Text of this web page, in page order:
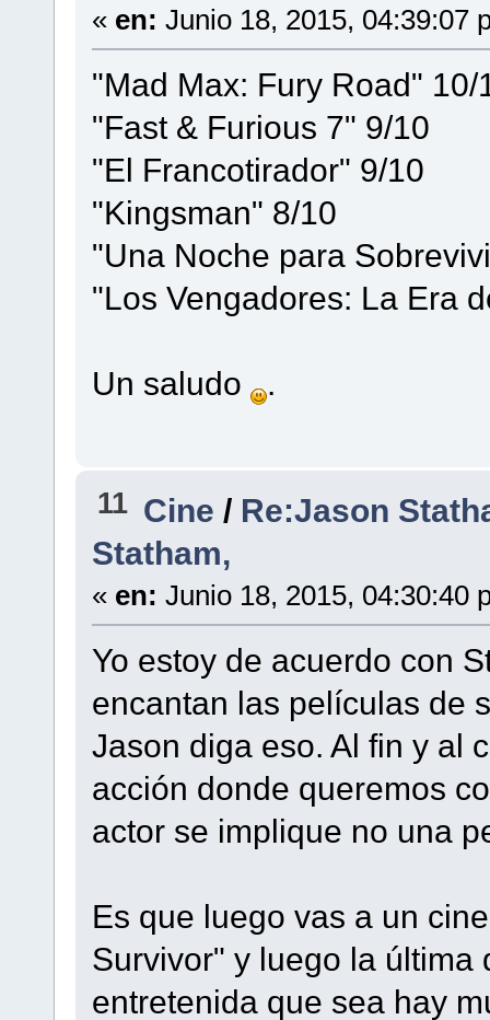
« en: Junio 18, 2015, 04:39:07
"Mad Max: Fury Road" 10/
"Fast & Furious 7" 9/10
"El Francotirador" 9/10
"Kingsman" 8/10
"Una Noche para
"Los Vengadores: La Era
Un saludo .
11 Cine/ Re:Jason
Statham,
« en: Junio 18, 2015, 04:30:40
Yo estoy de acuerdo con
encantan las películas de
Jason diga eso. Al fin y al
acción donde queremos
actor se implique no una
Es que luego vas a un
Survivor" y luego la última
entretenida que sea hay